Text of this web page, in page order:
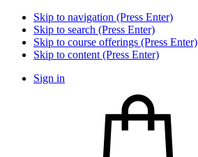
Skip to navigation (Press Enter)
Skip to search (Press Enter)
Skip to course offerings (Press Enter)
Skip to content (Press Enter)
Sign in